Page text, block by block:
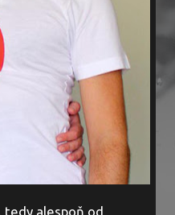
tedy alespoň od